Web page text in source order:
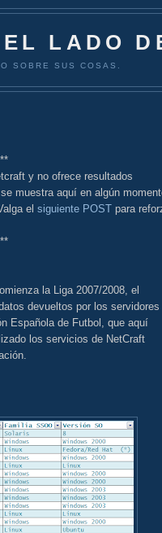
LADO
SOBRE SUS COSAS.
y no ofrece resultados
muestra aquí en algún
el siguiente POST para
la Liga 2007/2008, el
devueltos por los servidores
Española de Futbol, que aquí
los servicios de NetCraft